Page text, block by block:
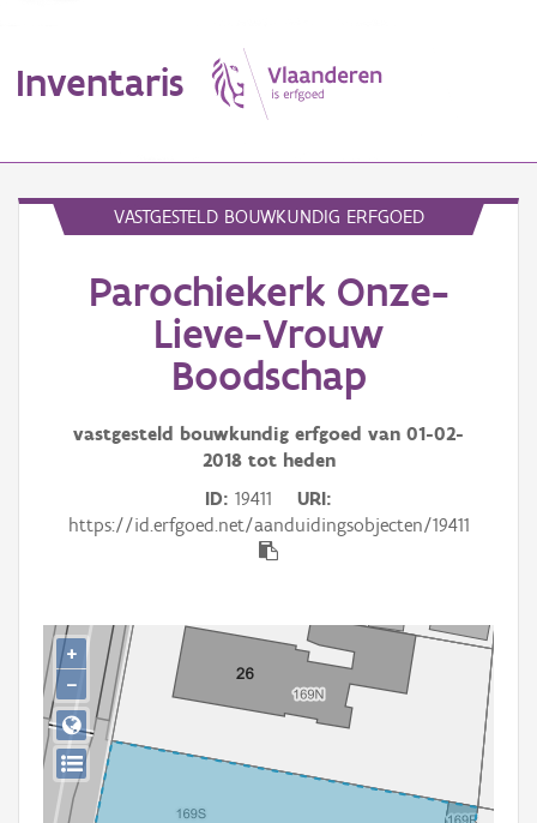
Inventaris
Erfgoedobject
Hergebruik
Aanmelden
VASTGESTELD BOUWKUNDIG ERFGOED
Parochiekerk Onze-
Lieve-Vrouw
Boodschap
vastgesteld bouwkundig erfgoed van 01-02-
2018tot heden
ID 19411
URI
https://id.erfgoed.net/aanduidingsobjecten/19411
+
−